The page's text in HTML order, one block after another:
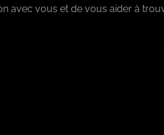
avec vous et de vous aider à